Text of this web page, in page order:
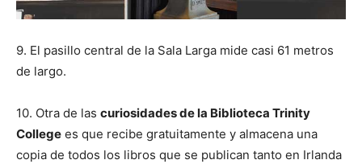
9. El pasillo central de la Sala Larga mide casi 61 metros
de largo.
10. Otra de las curiosidades de la Biblioteca Trinity
College es que recibe gratuitamente y almacena una
copia de todos los libros que se publican tanto en Irlanda